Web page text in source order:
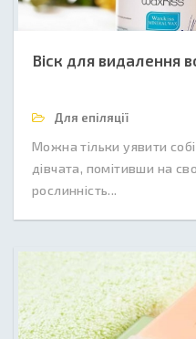
Віск для видалення
Для епіляції
Можна тільки уявити
дівчата, помітивши на
рослинність...